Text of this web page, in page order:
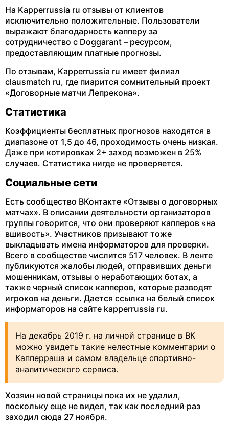
На Kapperrussia ru отзывы от клиентов
исключительно положительные. Пользователи
выражают благодарность капперу за
сотрудничество с Doggarant – ресурсом,
предоставляющим платные прогнозы.
По отзывам, Kapperrussia ru имеет филиал
clausmatch ru, где пиарится сомнительный проект
«Договорные матчи Лепрекона».
Статистика
Коэффициенты бесплатных прогнозов находятся в
диапазоне от 1,5 до 46, проходимость очень низкая.
Даже при котировках 2+ заход возможен в 25%
случаев. Статистика нигде не проверяется.
Социальные сети
Есть сообщество ВКонтакте «Отзывы о договорных
матчах». В описании деятельности организаторов
группы говорится, что они проверяют капперов «на
вшивость». Участников призывают тоже
выкладывать имена информаторов для проверки.
Всего в сообществе числится 517 человек. В ленте
публикуются жалобы людей, отправивших деньги
мошенникам, отзывы о неработающих ботах, а
также черный список капперов, которые разводят
игроков на деньги. Дается ссылка на белый список
информаторов на сайте kapperrussia ru.
На декабрь 2019 г. на личной странице в ВК
можно увидеть такие нелестные комментарии о
Капперраша и самом владельце спортивно-
аналитического сервиса.
Хозяин новой страницы пока их не удалил,
поскольку еще не видел, так как последний раз
заходил сюда 27 ноября.